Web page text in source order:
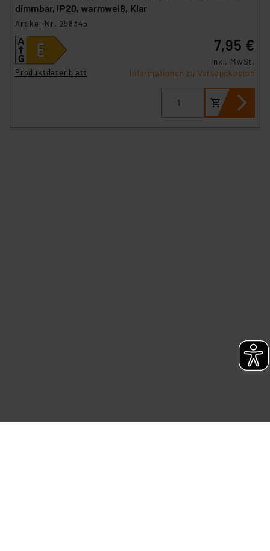
dimmbar, IP20, warmweiß, Klar
Artikel-Nr. 258345
Produktdatenblatt
7,95 €
inkl. MwSt.
Informationen zu Versandkosten